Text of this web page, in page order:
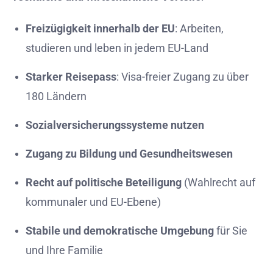
Freizügigkeit innerhalbder EU: Arbeiten,
studieren und leben in jedem EU-Land
Starker Reisepass: Visa-freier Zugang zu über
180 Ländern
Sozialversicherungssysteme nutzen
Zugangzu Bildung und Gesundheitswesen
Rechtaufpolitische Beteiligung (Wahlrecht auf
kommunaler und EU-Ebene)
Stabile und demokratische UmgebungfürSie
und Ihre Familie